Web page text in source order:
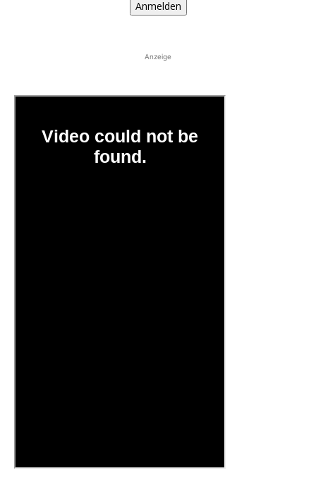
Anmelden
Anzeige